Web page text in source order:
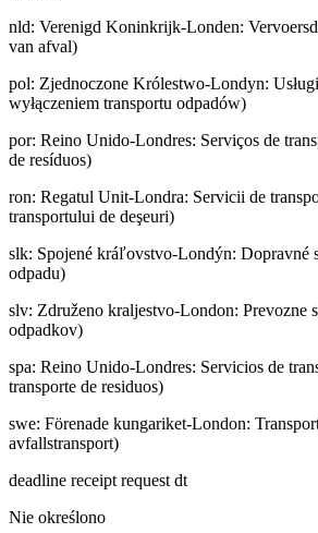
nld: Verenigd Koninkrijk-Londen:
van afval)
pol: Zjednoczone Królestwo-Londyn:
wyłączeniem transportu odpadów)
por: Reino Unido-Londres: Serviços de
de resíduos)
ron: Regatul Unit-Londra: Servicii de
transportului de deşeuri)
slk: Spojené kráľovstvo-Londýn: Dopravné
odpadu)
slv: Združeno kraljestvo-London: Prevozne
odpadkov)
spa: Reino Unido-Londres: Servicios de
transporte de residuos)
swe: Förenade kungariket-London:
avfallstransport)
deadline receipt request dt
Nie określono